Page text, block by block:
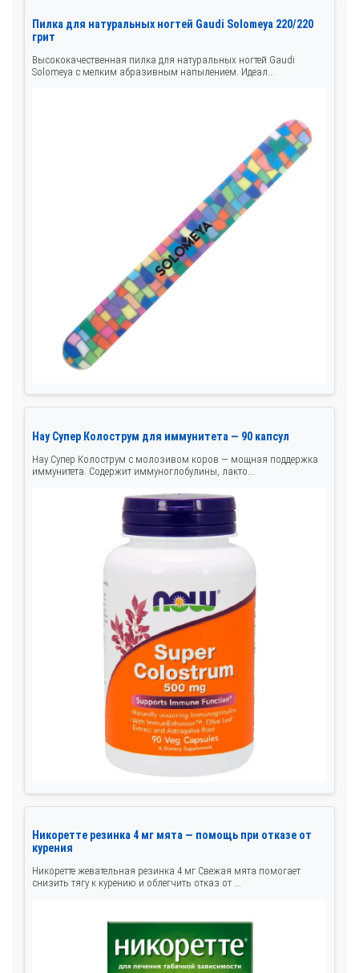
Пилка для натуральных ногтей Gaudi Solomeya 220/220
грит
Высококачественная пилка для натуральных ногтей Gaudi
Solomeya с мелким абразивным напылением. Идеал...
Нау Супер Колострум для иммунитета — 90 капсул
Нау Супер Колострум с молозивом коров — мощная поддержка
иммунитета. Содержит иммуноглобулины, лакто...
Никоретте резинка 4 мг мята — помощь при отказе от
курения
Никоретте жевательная резинка 4 мг Свежая мята помогает
снизить тягу к курению и облегчить отказ от ...